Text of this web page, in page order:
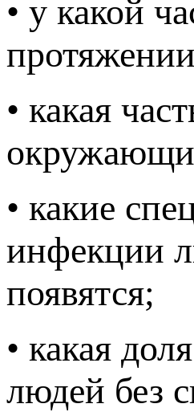
• у какой
• какая
• какие
инфекции
появятся;
• какая
людей без